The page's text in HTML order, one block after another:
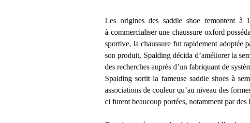
Les origines des saddle shoe remontent à
à commercialiser une chaussure oxford
sportive, la chaussure fut rapidement adoptée
son produit, Spalding décida d’améliorer la
des recherches auprès d’un fabriquant de
Spalding sortit la fameuse saddle shoes à
associations de couleur qu’au niveau des
ci furent beaucoup portées, notamment par